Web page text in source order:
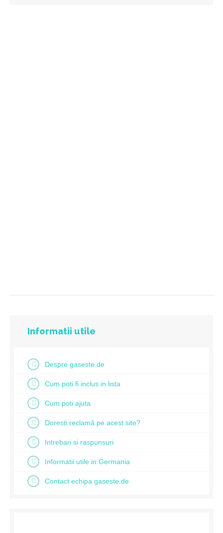
Informatii utile
Despre gaseste.de
Cum poti fi inclus in lista
Cum poti ajuta
Doresti reclamă pe acest site?
Intrebari si raspunsuri
Informatii utile in Germania
Contact echipa gaseste.de